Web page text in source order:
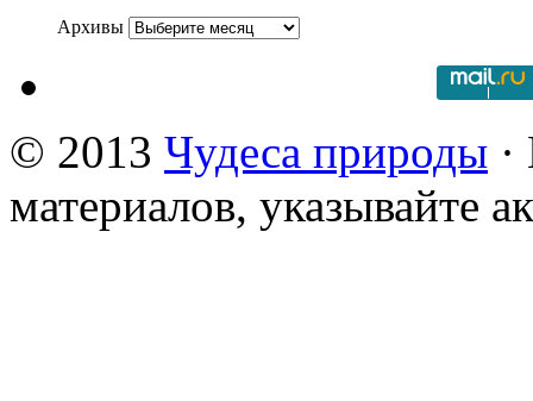
Архивы
© 2013 Чудеса природы
материалов, указывайте